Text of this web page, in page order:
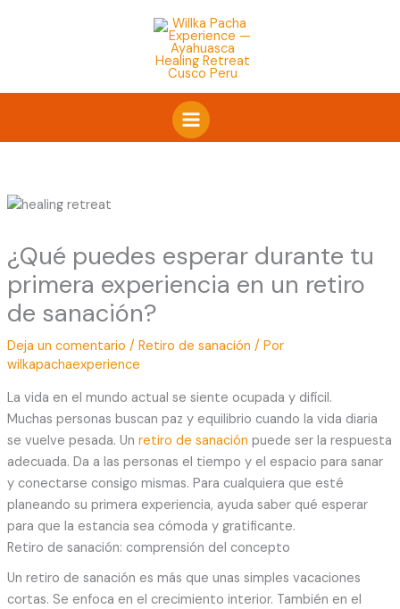
¿Qué puedes esperar durante tu
primera experiencia en un retiro
de sanación?
Deja un comentario / Retiro de sanación / Por
wilkapachaexperience
La vida en el mundo actual se siente ocupada y difícil.
Muchas personas buscan paz y equilibrio cuando la vida diaria
se vuelve pesada. Un retiro de sanación puede ser la respuesta
adecuada. Da a las personas el tiempo y el espacio para sanar
y conectarse consigo mismas. Para cualquiera que esté
planeando su primera experiencia, ayuda saber qué esperar
para que la estancia sea cómoda y gratificante.
Retiro de sanación: comprensión del concepto
Un retiro de sanación es más que unas simples vacaciones
cortas. Se enfoca en el crecimiento interior. También en el